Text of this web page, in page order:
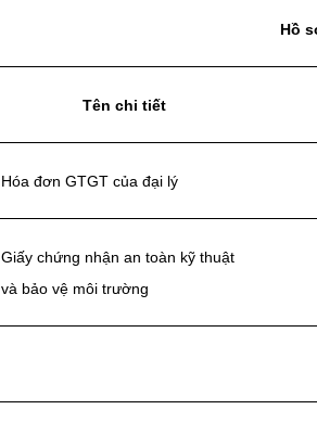
Hồ
Tên chi tiết
Hóa đơn GTGT của đại lý
Giấy chứng nhận an toàn kỹ thuật
và bảo vệ môi trường